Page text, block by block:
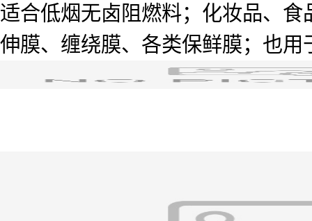
适合低烟无卤阻燃料；化妆品、
伸膜、缠绕膜、各类保鲜膜；也